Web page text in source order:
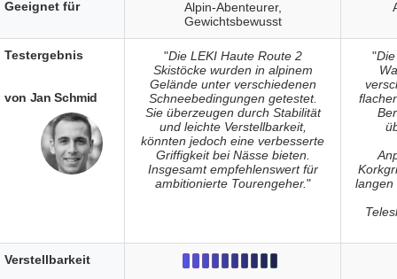
Alpin-Abenteurer,
Gewichtsbewusst
"Die LEKI Haute Route 2
Skistöcke wurden in alpinem
Gelände unter verschiedenen
Schneebedingungen getestet.
Sie überzeugen durch Stabilität
und leichte Verstellbarkeit,
könnten jedoch eine verbesserte
Griffigkeit bei Nässe bieten.
Insgesamt empfehlenswert für
ambitionierte Tourengeher."
"
langen
Geeignet für
Testergebnis
von Jan Schmid
Verstellbarkeit